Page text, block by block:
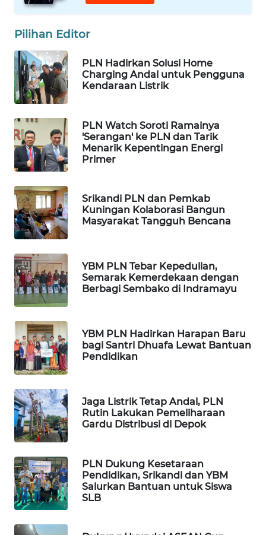
Pilihan Editor
PLN Hadirkan Solusi Home
Charging Andal untuk Pengguna
Kendaraan Listrik
PLN Watch Soroti Ramainya
'Serangan' ke PLN dan Tarik
Menarik Kepentingan Energi
Primer
Srikandi PLN dan Pemkab
Kuningan Kolaborasi Bangun
Masyarakat Tangguh Bencana
YBM PLN Tebar Kepedulian,
Semarak Kemerdekaan dengan
Berbagi Sembako di Indramayu
YBM PLN Hadirkan Harapan Baru
bagi Santri Dhuafa Lewat Bantuan
Pendidikan
Jaga Listrik Tetap Andal, PLN
Rutin Lakukan Pemeliharaan
Gardu Distribusi di Depok
PLN Dukung Kesetaraan
Pendidikan, Srikandi dan YBM
Salurkan Bantuan untuk Siswa
SLB
SULUT
WN
MALUKU
WN
MALUT
WN
DAIRI
WN
DANAU
TOBA
WN
NIAS
WN
LANGKAT
WN
TAPANULI
SELATAN
WN
TANJUNG
LESUNG
KARO
WN
SIMALUNGUN